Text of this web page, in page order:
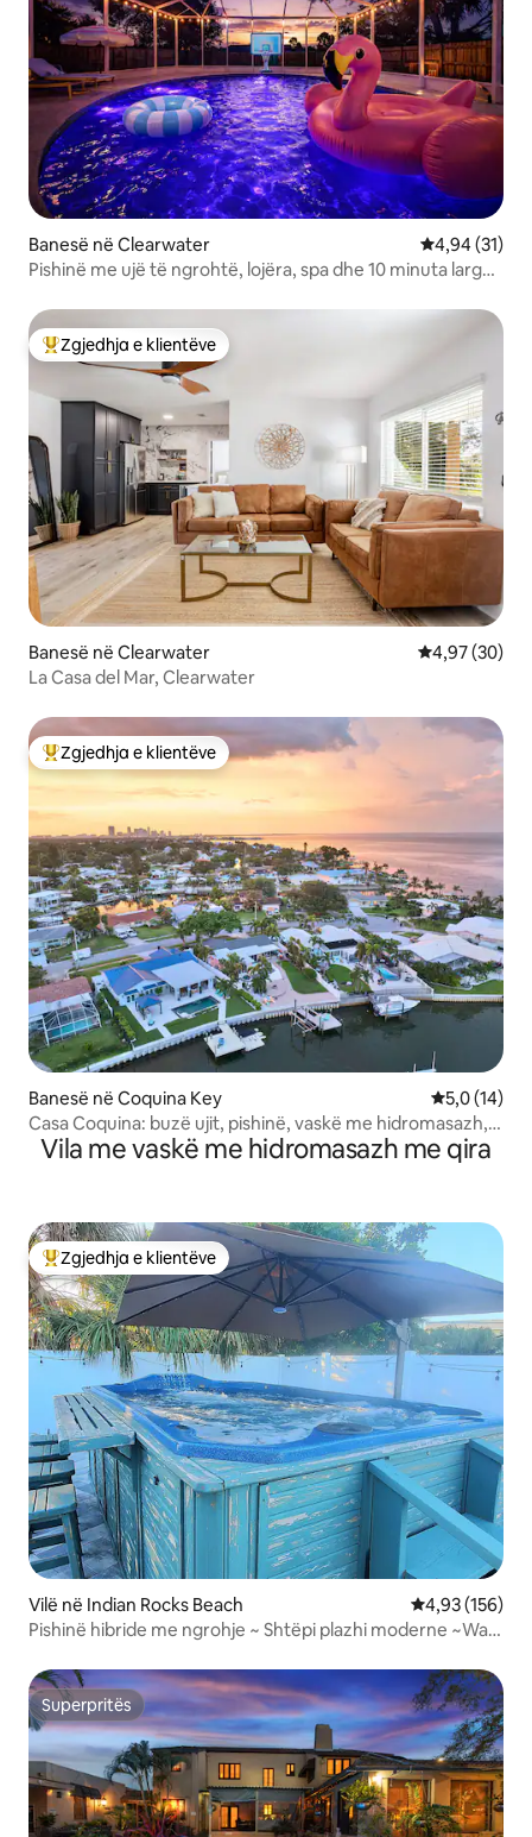
Banesë në Clearwater Vlerësimi
4,94 (31)
Pishinë me ujë të ngrohtë, lojëra, spa dhe 10 minuta larg
Më të mirat e zgjedhjeve të klientëve
Zgjedhja e klientëve
Banesë në Clearwater Vlerësimi
4,97 (30)
La Casa del Mar, Clearwater
Më të mirat e zgjedhjeve të klientëve
Zgjedhja e klientëve
Banesë në Coquina Key Vlerësimi
5,0 (14)
Casa Coquina: buzë ujit, pishinë, vaskë me hidromasazh,
ashensor varke
Vila me vaskë me hidromasazh me qira
Më të mirat e zgjedhjeve të klientëve
Zgjedhja e klientëve
Vilë në Indian Rocks Beach Vlerësimi
4,93 (156)
Pishinë hibride me ngrohje ~ Shtëpi plazhi moderne ~Walk
Superpritës
Superpritës